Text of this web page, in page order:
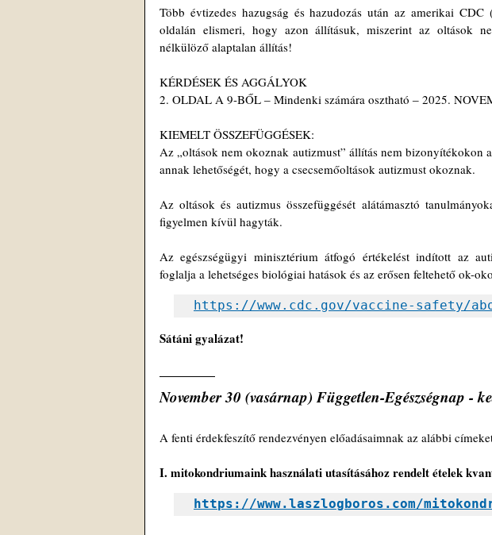
Több évtizedes hazugság és hazudozás után az amerikai
oldalán elismeri, hogy azon állításuk, miszerint az oltások
nélkülöző alaptalan állítás!
KÉRDÉSEK ÉS AGGÁLYOK
2. OLDAL A 9-BŐL ‒ Mindenki számára osztható ‒ 2025.
KIEMELT ÖSSZEFÜGGÉSEK:
Az „oltások nem okoznak autizmust” állítás nem bizonyítékokon
annak lehetőségét, hogy a csecsemőoltások autizmust okoznak.
Az oltások és autizmus összefüggését alátámasztó
figyelmen kívül hagyták.
Az egészségügyi minisztérium átfogó értékelést indított az
foglalja a lehetséges biológiai hatások és az erősen feltehető ok-
https://www.cdc.gov/vaccine-safety/
Sátáni gyalázat!
November 30 (vasárnap) Független-Egészségnap -
A fenti érdekfeszítő rendezvényen előadásaimnak az alábbi
I. mitokondriumaink használati utasításához rendelt ételek
https://www.laszlogboros.com/